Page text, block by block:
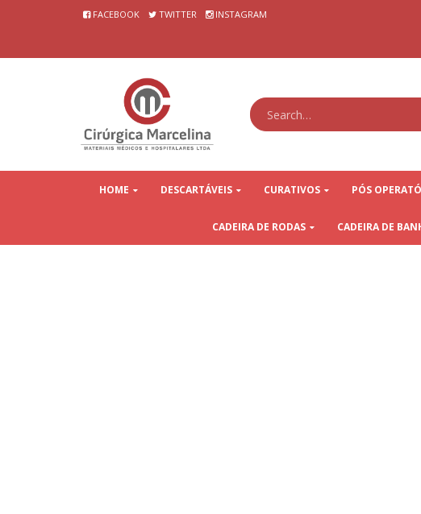
FACEBOOK⠀ TWITTER⠀ INSTAGRAM⠀
HOME DESCARTÁVEIS CURATIVOS PÓS
CADEIRA DE RODAS CADEIRA DE